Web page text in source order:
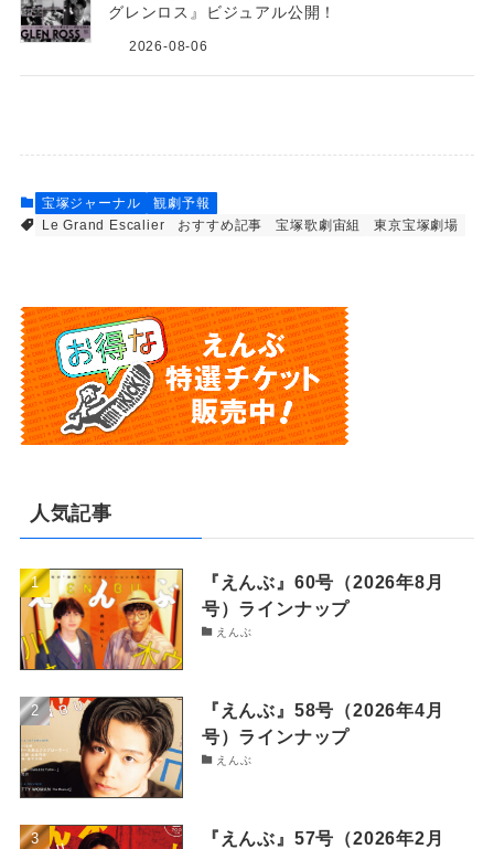
グレンロス』ビジュアル公開！
2026-08-06
宝塚ジャーナル
観劇予報
Le Grand Escalier
おすすめ記事 宝塚歌劇宙組 東京宝塚劇場
人気記事
『えんぶ』60号（2026年8月
号）ラインナップ
えんぶ
『えんぶ』58号（2026年4月
号）ラインナップ
えんぶ
『えんぶ』57号（2026年2月